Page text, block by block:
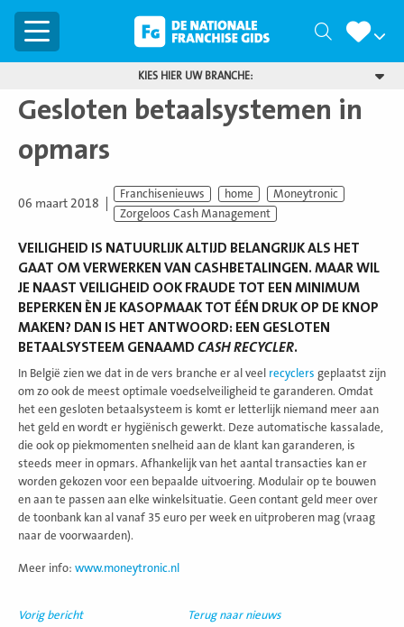
Menu Zoeken
KIES HIER UW BRANCHE:
Gesloten betaalsystemen in
opmars
06 maart 2018
Franchisenieuws home
Moneytronic
Zorgeloos Cash Management
VEILIGHEID IS NATUURLIJK ALTIJD BELANGRIJK ALS HET
GAAT OM VERWERKEN VAN CASHBETALINGEN. MAAR WIL
JE NAAST VEILIGHEID OOK FRAUDE TOT EEN MINIMUM
BEPERKEN ÈN JE KASOPMAAK TOT ÉÉN DRUK OP DE KNOP
MAKEN? DAN IS HET ANTWOORD: EEN GESLOTEN
BETAALSYSTEEM GENAAMD CASH RECYCLER.
In België zien we dat in de vers branche er al veel recyclers geplaatst zijn
om zo ook de meest optimale voedselveiligheid te garanderen. Omdat
het een gesloten betaalsysteem is komt er letterlijk niemand meer aan
het geld en wordt er hygiënisch gewerkt. Deze automatische kassalade,
die ook op piekmomenten snelheid aan de klant kan garanderen, is
steeds meer in opmars. Afhankelijk van het aantal transacties kan er
worden gekozen voor een bepaalde uitvoering. Modulair op te bouwen
en aan te passen aan elke winkelsituatie. Geen contant geld meer over
de toonbank kan al vanaf 35 euro per week en uitproberen mag (vraag
naar de voorwaarden).
Meer info: www.moneytronic.nl
Vorig bericht Terug naar nieuws